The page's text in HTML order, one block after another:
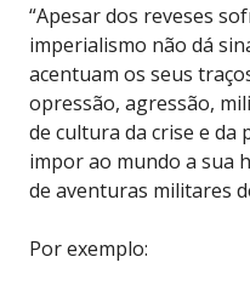
“Apesar dos reveses
imperialismo não dá
acentuam os seus
opressão, agressão,
de cultura da crise e da
impor ao mundo a sua
de aventuras militares
Por exemplo: